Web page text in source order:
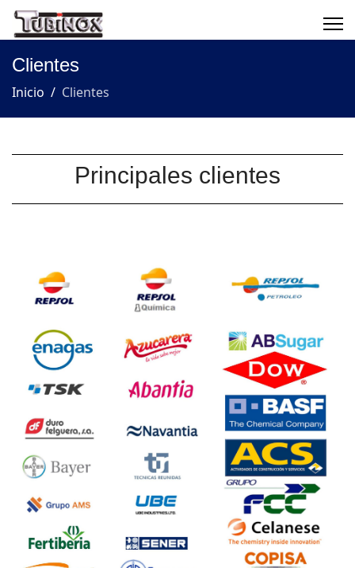
Clientes
Inicio Clientes
Principales clientes